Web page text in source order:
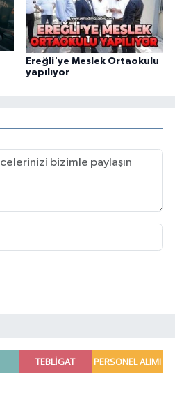
Ereğli'ye Meslek Ortaokulu
yapılıyor